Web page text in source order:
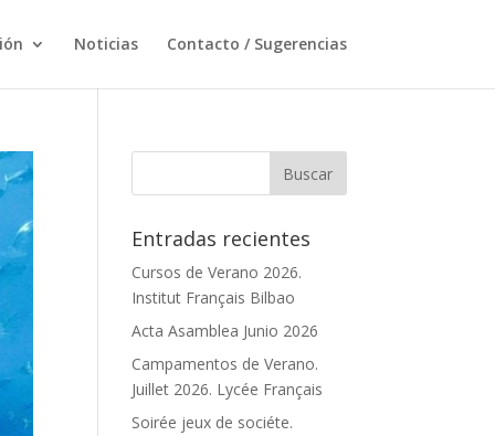
Noticias Contacto / Sugerencias
Entradas recientes
Cursos de Verano 2026.
Institut Français Bilbao
Acta Asamblea Junio 2026
Campamentos de Verano.
Juillet 2026. Lycée Français
Soirée jeux de sociéte.